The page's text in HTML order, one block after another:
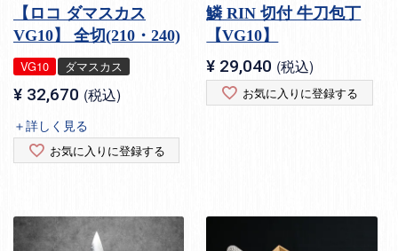
【ロコ ダマスカス
VG10】 全切(210・240)
VG10 ダマスカス
¥ 32,670 税込
＋詳しく見る
お気に入りに登録する
鱗 RIN 切付 牛刀包丁
【VG10】
¥ 29,040 税込
お気に入りに登録する